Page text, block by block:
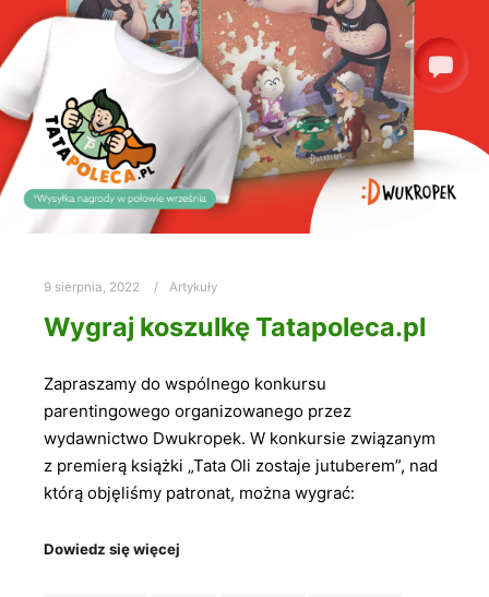
9 sierpnia, 2022 Artykuły
Wygraj koszulkę Tatapoleca.pl
Zapraszamy do wspólnego konkursu
parentingowego organizowanego przez
wydawnictwo Dwukropek. W konkursie związanym
z premierą książki „Tata Oli zostaje jutuberem”, nad
którą objęliśmy patronat, można wygrać:
Dowiedz się więcej